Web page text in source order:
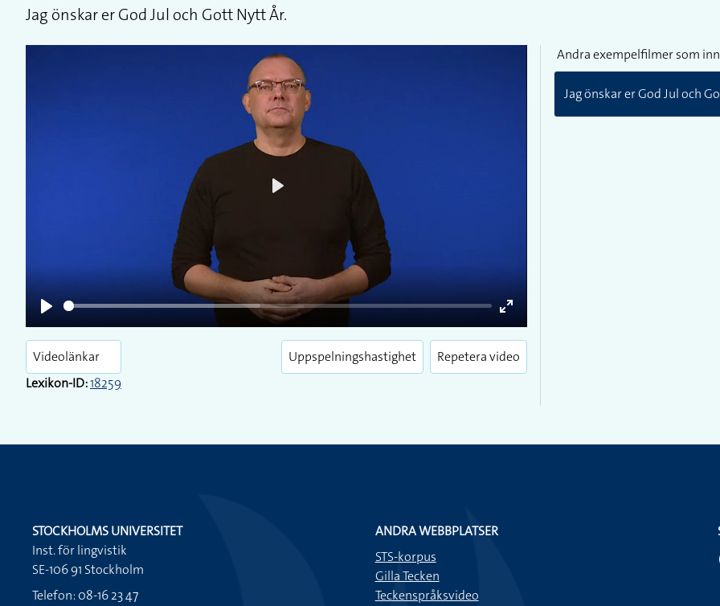
Jag önskar er God Jul och Gott Nytt År.
Play
Enter
fullscreen
Videolänkar
Lexikon-ID:18259
Uppspelningshastighet Repetera video
Andra exempelfilmer som
Jag önskar er God Jul och
STOCKHOLMS UNIVERSITET
Inst. för lingvistik
SE-106 91 Stockholm
Telefon: 08-16 23 47
ANDRA WEBBPLATSER
STS-korpus
Gilla Tecken
Teckenspråksvideo